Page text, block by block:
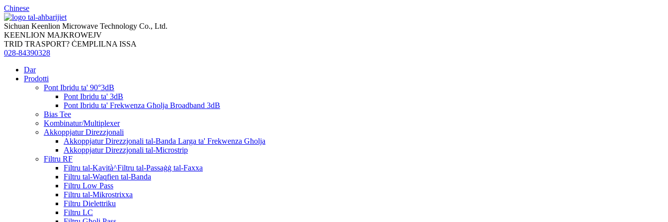
Chinese
Sichuan Keenlion Microwave Technology Co., Ltd.
KEENLION MAJKROWEJV
TRID TRASPORT? ĊEMPLILNA ISSA
028-84390328
Dar
Prodotti
Pont Ibridu ta' 90°3dB
Pont Ibridu ta' 3dB
Pont Ibridu ta' Frekwenza Għolja Broadband 3dB
Bias Tee
Kombinatur/Multiplexer
Akkoppjatur Direzzjonali
Akkoppjatur Direzzjonali tal-Banda Larga ta' Frekwenza Għolja
Akkoppjatur Direzzjonali tal-Microstrip
Filtru RF
Filtru tal-Kavità^Filtru tal-Passaġġ tal-Faxxa
Filtru tal-Waqfien tal-Banda
Filtru Low Pass
Filtru tal-Mikrostrixxa
Filtru Dielettriku
Filtru LC